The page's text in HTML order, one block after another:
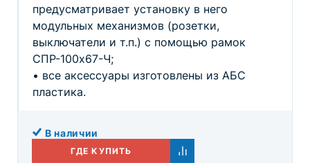
предусматривает установку в него
модульных механизмов (розетки,
выключатели и т.п.) с помощью рамок
СПР-100х67-Ч;
• все аксессуары изготовлены из АБС
пластика.
В наличии
ГДЕ КУПИТЬ